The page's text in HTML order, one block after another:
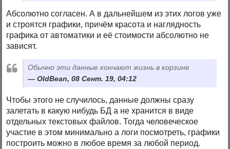
Абсолютно согласен. А в дальнейшем из этих логов уже
и строятся графики, причём красота и наглядность
графика от автоматики и её стоимости абсолютно не
зависят.
Обычно эти данные кончают жизнь в корзине
OldBean, 08 Сент. 19, 04:12
Чтобы этого не случилось, данные должны сразу
залетать в какую нибудь БД а не хранится в виде
отдельных текстовых файлов. Тогда человеческое
участие в этом минимально а логи посмотреть, графики
построить можно в любое время за любой период.